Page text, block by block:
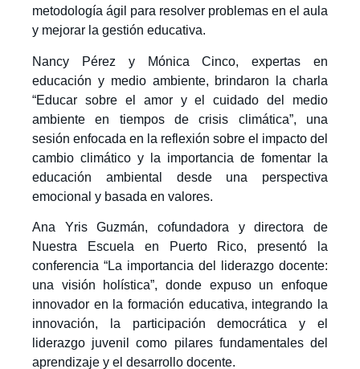
metodología ágil para resolver problemas en el aula
y mejorar la gestión educativa.
Nancy Pérez y Mónica Cinco, expertas en
educación y medio ambiente, brindaron la charla
“Educar sobre el amor y el cuidado del medio
ambiente en tiempos de crisis climática”, una
sesión enfocada en la reflexión sobre el impacto del
cambio climático y la importancia de fomentar la
educación ambiental desde una perspectiva
emocional y basada en valores.
Ana Yris Guzmán, cofundadora y directora de
Nuestra Escuela en Puerto Rico, presentó la
conferencia “La importancia del liderazgo docente:
una visión holística”, donde expuso un enfoque
innovador en la formación educativa, integrando la
innovación, la participación democrática y el
liderazgo juvenil como pilares fundamentales del
aprendizaje y el desarrollo docente.